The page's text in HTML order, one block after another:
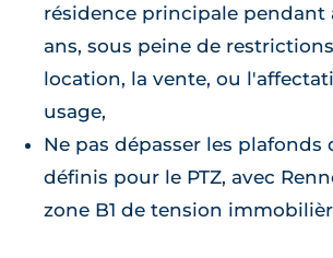
résidence principale pendant
ans, sous peine de
location, la vente, ou
usage,
Ne pas dépasser les plafonds
définis pour le PTZ, avec
zone B1 de tension